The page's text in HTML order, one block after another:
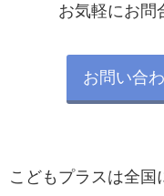
お気軽にお問
お問い合
こどもプラスは全国